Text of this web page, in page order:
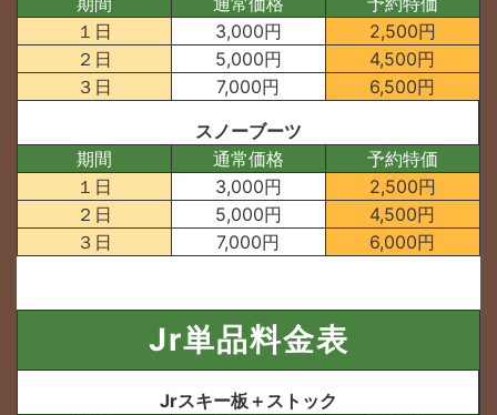
１日
3,000円
2,500円
２日
5,000円
4,500円
３日
7,000円
6,500円
スノーブーツ
期間
通常価格
予約特価
１日
3,000円
2,500円
２日
5,000円
4,500円
３日
7,000円 6,000円
Jr単品料金表
Jrスキー板＋ストック